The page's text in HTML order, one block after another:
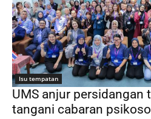
Isu tempatan
UMS anjur persidangan
tangani cabaran